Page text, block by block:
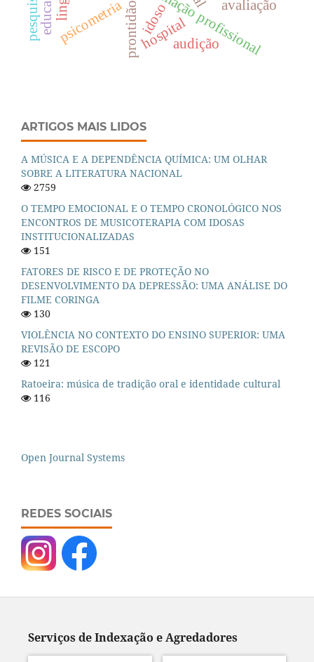
formação profissional
hospital
psicometria avaliação
idoso
audição
ARTIGOS MAIS LIDOS
A MÚSICA E A DEPENDÊNCIA QUÍMICA: UM OLHAR
SOBRE A LITERATURA NACIONAL
2759
O TEMPO EMOCIONAL E O TEMPO CRONOLÓGICO NOS
ENCONTROS DE MUSICOTERAPIA COM IDOSAS
INSTITUCIONALIZADAS
151
FATORES DE RISCO E DE PROTEÇÃO NO
DESENVOLVIMENTO DA DEPRESSÃO: UMA ANÁLISE DO
FILME CORINGA
130
VIOLÊNCIA NO CONTEXTO DO ENSINO SUPERIOR: UMA
REVISÃO DE ESCOPO
121
Ratoeira: música de tradição oral e identidade cultural
116
Open Journal Systems
REDES SOCIAIS
Serviços de Indexação e Agredadores